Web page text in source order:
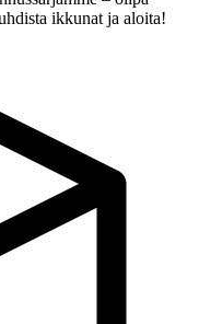
ikkunat ja aloita!